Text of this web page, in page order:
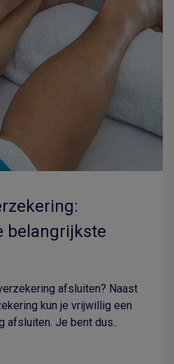
belangrijkste
afsluiten? Naast
kun je vrijwillig een
afsluiten. Je bent dus..